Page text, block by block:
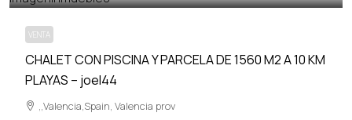
VENTA
CHALET CON PISCINA Y PARCELA DE 1560 M2 A 10 KM
PLAYAS – joel44
,,Valencia,Spain, Valencia prov